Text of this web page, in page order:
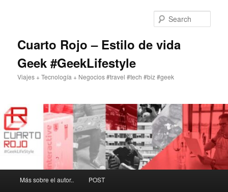
Cuarto Rojo – Estilo de vida
Geek #GeekLifestyle
Viajes + Tecnología + Negocios #travel #tech #biz #geek
Más sobre el autor.. POST